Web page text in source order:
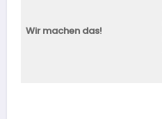
Wir machen das!